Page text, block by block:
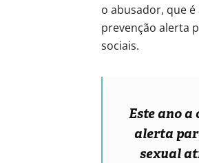
o abusador, que
prevenção alerta
sociais.
Este ano a
alerta
sexual